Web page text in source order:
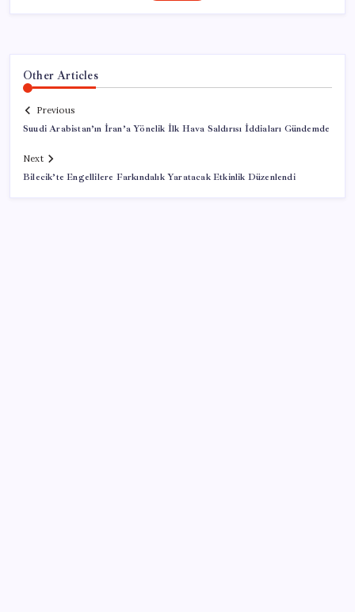
Other Articles
Previous
Suudi Arabistan’ın İran’a Yönelik İlk Hava Saldırısı İddiaları Gündemde
Next
Bilecik’te Engellilere Farkındalık Yaratacak Etkinlik Düzenlendi